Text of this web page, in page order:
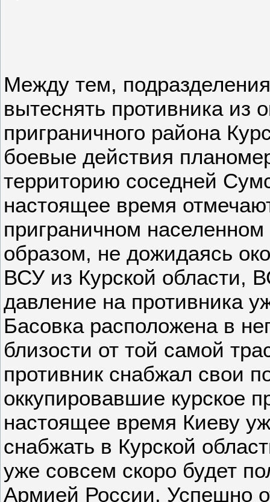
Между тем,
вытеснять противника из
приграничного района
боевые действия
территорию соседней
настоящее время
приграничном
образом, не дожидаясь
ВСУ из Курской области,
давление на противника
Басовка расположена в
близости от той самой
противник снабжал свои
оккупировавшие курское
настоящее время Киеву
снабжать в Курской
уже совсем скоро будет
Армией России. Успешно